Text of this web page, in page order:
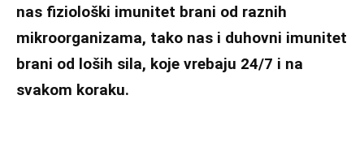
nas fiziološki imunitet brani od raznih
mikroorganizama, tako nas i duhovni imunitet
brani od loših sila, koje vrebaju 24/7 i na
svakom koraku.